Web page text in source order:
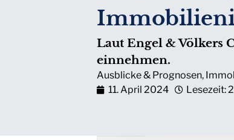
Laut Engel & Völkers
einnehmen.
Ausblicke & Prognosen,
11. April 2024
Lesezeit: